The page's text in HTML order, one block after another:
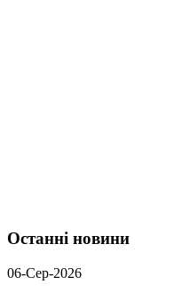
Останні новини
06-Сер-2026